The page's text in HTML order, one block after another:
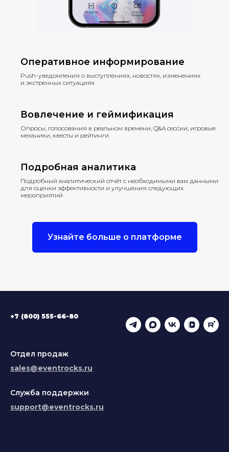
Оперативное информирование
Push-уведомления о выступлениях, новостях, изменениях
и экстренных ситуациях
Вовлечение и геймификация
Опросы, голосования в реальном времени, Q&A сессии, игровые
механики, квесты и рейтинги
Подробная аналитика
Подробный аналитический отчёт с необходимыми вам данными
для оценки эффективности и улучшения следующих
мероприятий
Узнайте больше о платформе
+7 (800) 555-66-80
Отдел продаж
sales@eventrocks.ru
Служба поддержки
support@eventrocks.ru